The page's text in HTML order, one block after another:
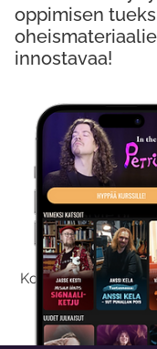
Kokeilemalla
oppimisen
innostavaa!